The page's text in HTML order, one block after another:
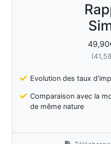
49,90
(41,58
Evolution des taux
Comparaison avec la
de même nature